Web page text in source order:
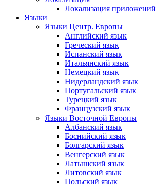
Локализация приложений
Языки
Языки Центр. Европы
Английский язык
Греческий язык
Испанский язык
Итальянский язык
Немецкий язык
Нидерландский язык
Португальский язык
Турецкий язык
Французский язык
Языки Восточной Европы
Албанский язык
Боснийский язык
Болгарский язык
Венгерский язык
Латышский язык
Литовский язык
Польский язык